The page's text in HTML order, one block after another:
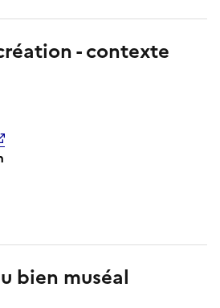
- contexte
bien muséal